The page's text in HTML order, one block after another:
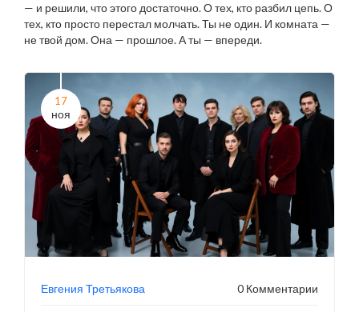
— и решили, что этого достаточно. О тех, кто разбил цепь. О
тех, кто просто перестал молчать. Ты не один. И комната —
не твой дом. Она — прошлое. А ты — впереди.
17
ноя
Евгения Третьякова 0 Комментарии